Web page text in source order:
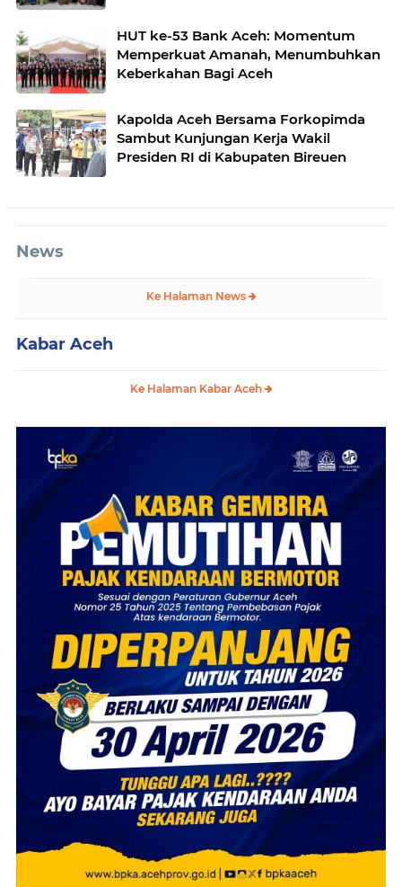
HUT ke-53 Bank Aceh: Momentum
Memperkuat Amanah, Menumbuhkan
Keberkahan Bagi Aceh
Kapolda Aceh Bersama Forkopimda
Sambut Kunjungan Kerja Wakil
Presiden RI di Kabupaten Bireuen
News
Ke Halaman News
Kabar Aceh
Ke Halaman Kabar Aceh